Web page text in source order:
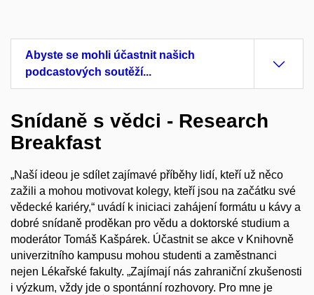
Abyste se mohli účastnit našich
podcastových soutěží...
Snídaně s vědci - Research
Breakfast
„Naší ideou je sdílet zajímavé příběhy lidí, kteří už něco
zažili a mohou motivovat kolegy, kteří jsou na začátku své
vědecké kariéry,“ uvádí k iniciaci zahájení formátu u kávy a
dobré snídaně proděkan pro vědu a doktorské studium a
moderátor Tomáš Kašpárek. Účastnit se akce v Knihovně
univerzitního kampusu mohou studenti a zaměstnanci
nejen Lékařské fakulty. „Zajímají nás zahraniční zkušenosti
i výzkum, vždy jde o spontánní rozhovory. Pro mne je